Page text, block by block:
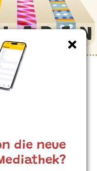
Thema
#Mondflug
die neue